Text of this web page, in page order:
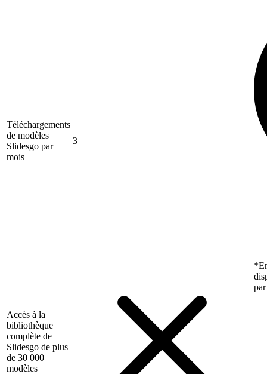
Téléchargements
de modèles
Slidesgo par
mois
3
Accès à la
bibliothèque
complète de
Slidesgo de plus
de 30 000
modèles